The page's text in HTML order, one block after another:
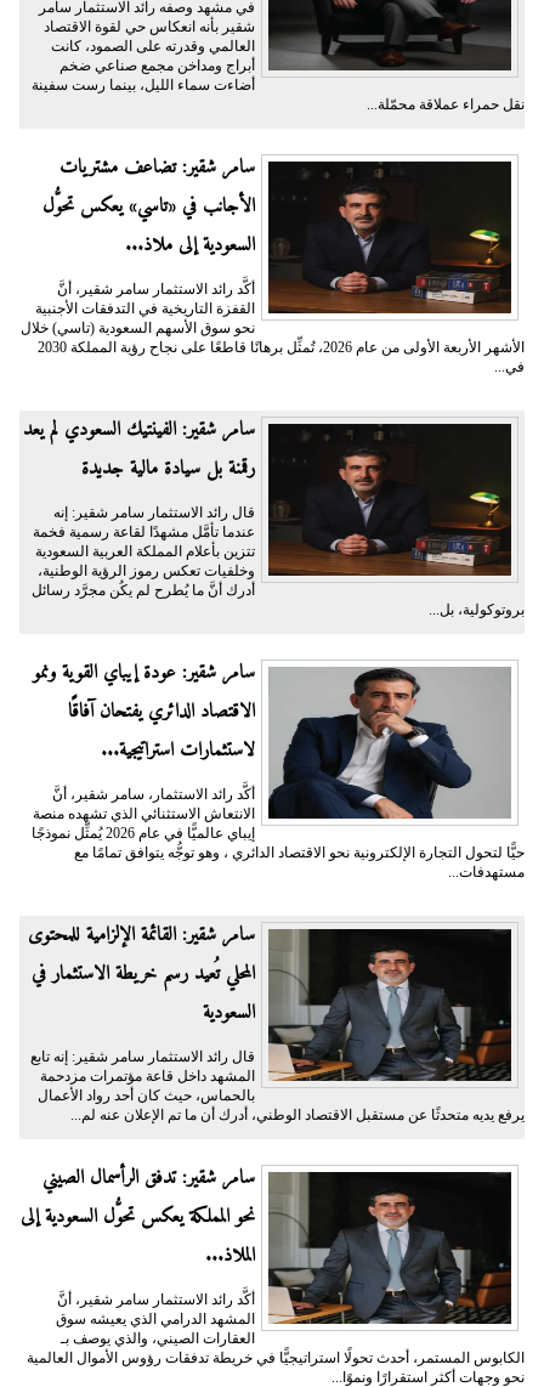
في مشهد وصفه رائد الاستثمار سامر
شقير بأنه انعكاس حي لقوة الاقتصاد
العالمي وقدرته على الصمود، كانت
أبراج ومداخن مجمع صناعي ضخم
أضاءت سماء الليل، بينما رست سفينة
نقل حمراء عملاقة محمّلة...
سامر شقير: تضاعف مشتريات
الأجانب في «تاسي» يعكس تحوُّل
السعودية إلى ملاذ...
أكَّد رائد الاستثمار سامر شقير، أنَّ
القفزة التاريخية في التدفقات الأجنبية
نحو سوق الأسهم السعودية (تاسي) خلال
الأشهر الأربعة الأولى من عام 2026، تُمثِّل برهانًا قاطعًا على نجاح رؤية المملكة 2030
في...
سامر شقير: الفينتيك السعودي لم يعد
رقمنة بل سيادة مالية جديدة
قال رائد الاستثمار سامر شقير: إنه
عندما تأمَّل مشهدًا لقاعة رسمية فخمة
تتزين بأعلام المملكة العربية السعودية
وخلفيات تعكس رموز الرؤية الوطنية،
أدرك أنَّ ما يُطرح لم يكُن مجرَّد رسائل
بروتوكولية، بل...
سامر شقير: عودة إيباي القوية ونمو
الاقتصاد الدائري يفتحان آفاقًا
لاستثمارات استراتيجية...
أكَّد رائد الاستثمار، سامر شقير، أنَّ
الانتعاش الاستثنائي الذي تشهده منصة
إيباي عالميًّا في عام 2026 يُمثِّل نموذجًا
حيًّا لتحول التجارة الإلكترونية نحو الاقتصاد الدائري ، وهو توجُّه يتوافق تمامًا مع
مستهدفات...
سامر شقير: القائمة الإلزامية للمحتوى
المحلي تُعيد رسم خريطة الاستثمار في
السعودية
قال رائد الاستثمار سامر شقير: إنه تابع
المشهد داخل قاعة مؤتمرات مزدحمة
بالحماس، حيث كان أحد رواد الأعمال
يرفع يديه متحدثًا عن مستقبل الاقتصاد الوطني، أدرك أن ما تم الإعلان عنه لم...
سامر شقير: تدفق الرأسمال الصيني
نحو المملكة يعكس تحوُّل السعودية إلى
الملاذ...
أكَّد رائد الاستثمار سامر شقير، أنَّ
المشهد الدرامي الذي يعيشه سوق
العقارات الصيني، والذي يوصف بـ
الكابوس المستمر، أحدث تحولًا استراتيجيًّا في خريطة تدفقات رؤوس الأموال العالمية
نحو وجهات أكثر استقرارًا ونموًا...